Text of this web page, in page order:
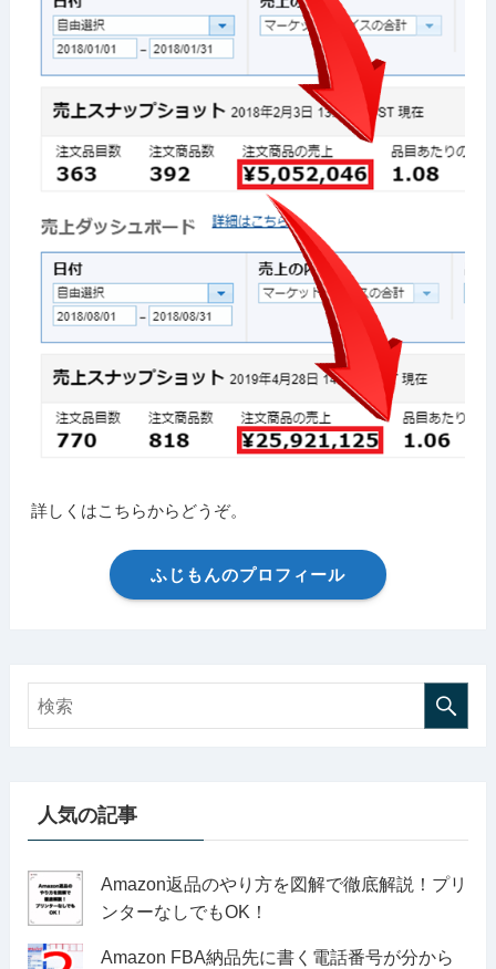
詳しくはこちらからどうぞ。
ふじもんのプロフィール
人気の記事
Amazon返品のやり方を図解で徹底解説！プリ
ンターなしでもOK！
Amazon FBA納品先に書く電話番号が分から